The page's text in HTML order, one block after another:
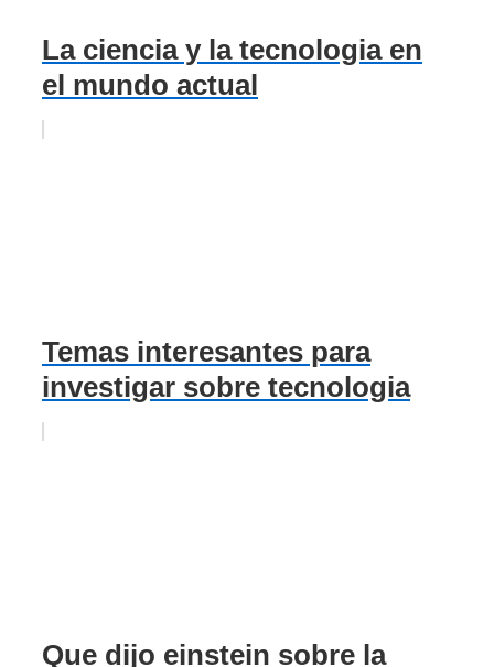
La ciencia y la tecnologia en
el mundo actual
Temas interesantes para
investigar sobre tecnologia
Que dijo einstein sobre la